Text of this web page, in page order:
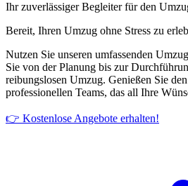
Ihr zuverlässiger Begleiter für den
Bereit, Ihren Umzug ohne Stress zu
Nutzen Sie unseren umfassenden
Sie von der Planung bis zur
reibungslosen Umzug. Genießen Sie
professionellen Teams, das all Ihre
👉 Kostenlose Angebote erhalten!